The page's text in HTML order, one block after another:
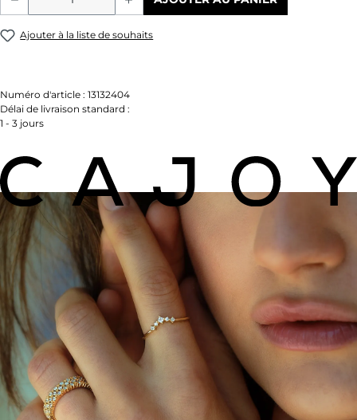
Ajouter à la liste de souhaits
Numéro d'article : 13132404
Délai de livraison standard :
1 - 3 jours